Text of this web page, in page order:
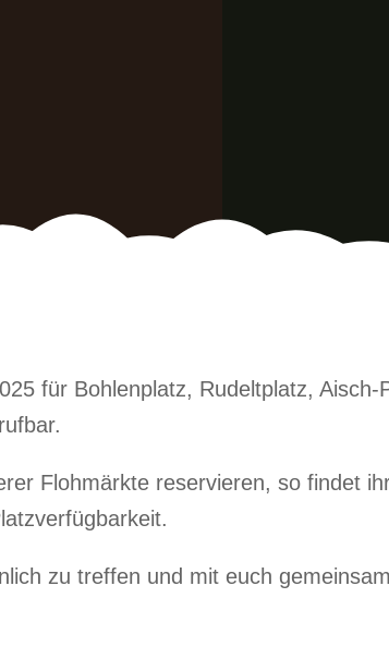
für Bohlenplatz, Rudeltplatz,
Flohmärkte reservieren, so findet
zu treffen und mit euch